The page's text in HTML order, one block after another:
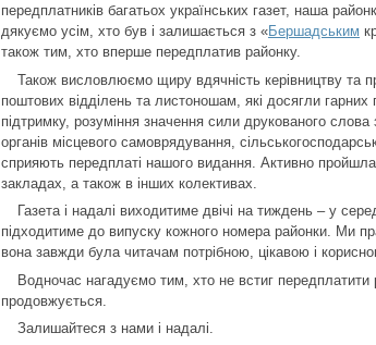
передплатників багатьох українських газет, наша
дякуємо усім, хто був і залишається з «Бершадським
також тим, хто вперше передплатив районку.
Також висловлюємо щиру вдячність керівництву та
поштових відділень та листоношам, які досягли гарних
підтримку, розуміння значення сили друкованого
органів місцевого самоврядування,
сприяють передплаті нашого видання. Активно
закладах, а також в інших колективах.
Газета і надалі виходитиме двічі на тиждень – у
підходитиме до випуску кожного номера районки. Ми
вона завжди була читачам потрібною, цікавою і
Водночас нагадуємо тим, хто не встиг
продовжується.
Залишайтеся з нами і надалі.